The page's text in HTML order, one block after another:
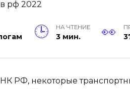
НА ЧТЕНИЕ
3 мин.
РФ, некоторые